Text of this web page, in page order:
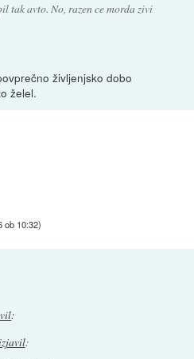
tak avto. No, razen ce morda zivi
življenjsko dobo
želel.
ob 10:32)
:
: